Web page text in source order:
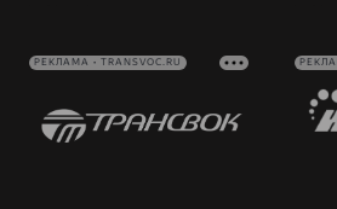
РЕКЛАМА • TRANSVOC.RU